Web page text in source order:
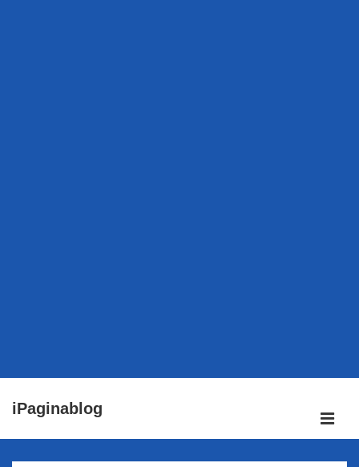
passer
iPaginablog